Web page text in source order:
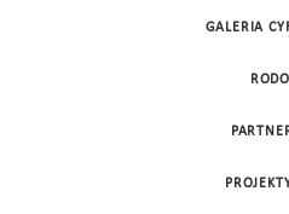
GALERIA
RODO